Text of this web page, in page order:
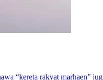
“kereta rakyat marhaen” jug